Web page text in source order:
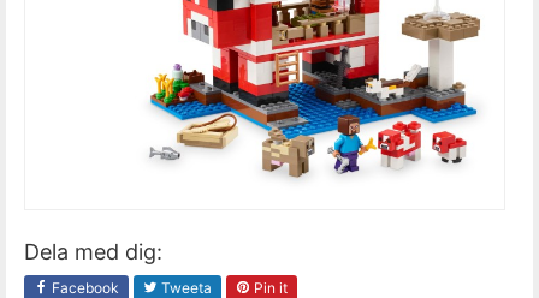
Dela med dig:
Facebook Tweeta Pin it